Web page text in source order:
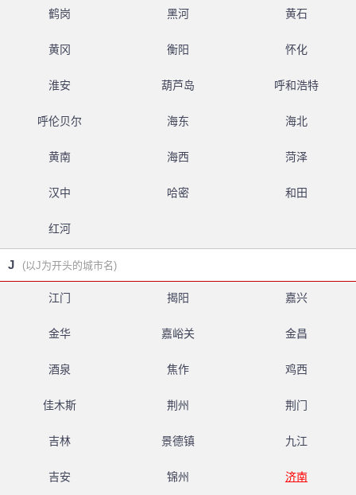
鹤岗 黑河 黄石
黄冈 衡阳 怀化
淮安 葫芦岛 呼和浩特
呼伦贝尔 海东 海北
黄南 海西 菏泽
汉中 哈密 和田
红河
J (以J为开头的城市名)
江门 揭阳 嘉兴
金华 嘉峪关 金昌
酒泉 焦作 鸡西
佳木斯 荆州 荆门
吉林 景德镇 九江
吉安 锦州 济南